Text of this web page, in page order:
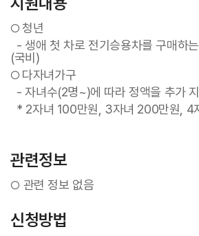
○ 청년
- 생애 첫 차로 전기승용차를 구매하
(국비)
○ 다자녀가구
- 자녀수(2명~)에 따라 정액을 추가
* 2자녀 100만원, 3자녀 200만원, 4
관련정보
○ 관련 정보 없음
신청방법